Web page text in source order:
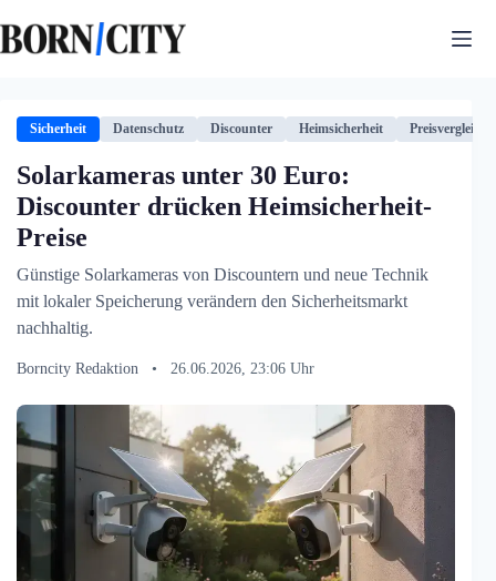
Inhalt
springen
Sicherheit Datenschutz Discounter Heimsicherheit Preisvergleich
Solarkameras unter 30 Euro:
Discounter drücken Heimsicherheit-
Preise
Günstige Solarkameras von Discountern und neue Technik
mit lokaler Speicherung verändern den Sicherheitsmarkt
nachhaltig.
Borncity Redaktion • 26.06.2026, 23:06 Uhr